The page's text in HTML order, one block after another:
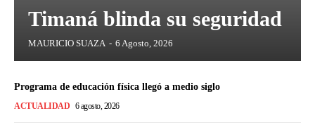
Timaná blinda su seguridad
MAURICIO SUAZA - 6 Agosto, 2026
Programa de educación física llegó a medio siglo
ACTUALIDAD 6 agosto, 2026